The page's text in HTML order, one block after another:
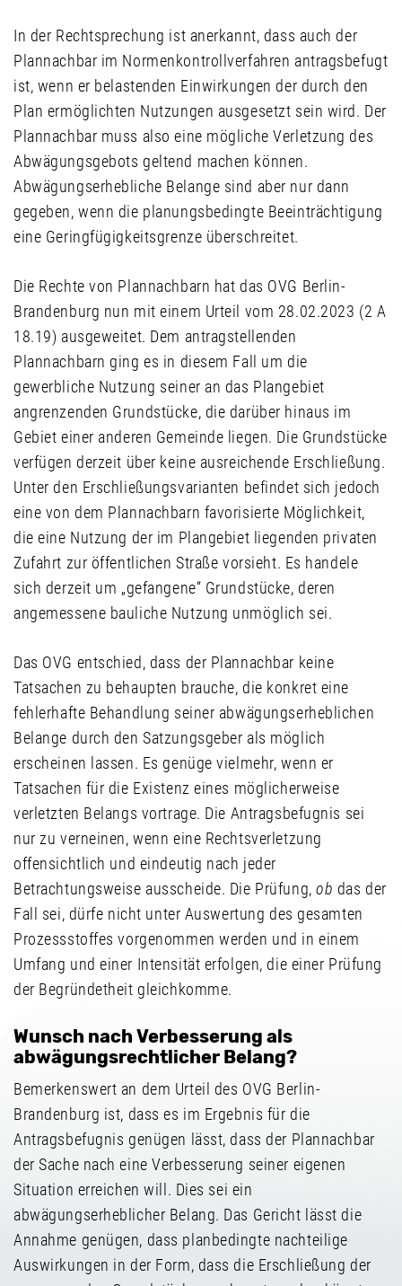
In der Rechtsprechung ist anerkannt, dass auch der
Plannachbar im Normenkontrollverfahren antragsbefugt
ist, wenn er belastenden Einwirkungen der durch den
Plan ermöglichten Nutzungen ausgesetzt sein wird. Der
Plannachbar muss also eine mögliche Verletzung des
Abwägungsgebots geltend machen können.
Abwägungserhebliche Belange sind aber nur dann
gegeben, wenn die planungsbedingte Beeinträchtigung
eine Geringfügigkeitsgrenze überschreitet.
Die Rechte von Plannachbarn hat das OVG Berlin-
Brandenburg nun mit einem Urteil vom 28.02.2023 (2 A
18.19) ausgeweitet. Dem antragstellenden
Plannachbarn ging es in diesem Fall um die
gewerbliche Nutzung seiner an das Plangebiet
angrenzenden Grundstücke, die darüber hinaus im
Gebiet einer anderen Gemeinde liegen. Die Grundstücke
verfügen derzeit über keine ausreichende Erschließung.
Unter den Erschließungsvarianten befindet sich jedoch
eine von dem Plannachbarn favorisierte Möglichkeit,
die eine Nutzung der im Plangebiet liegenden privaten
Zufahrt zur öffentlichen Straße vorsieht. Es handele
sich derzeit um „gefangene“ Grundstücke, deren
angemessene bauliche Nutzung unmöglich sei.
Das OVG entschied, dass der Plannachbar keine
Tatsachen zu behaupten brauche, die konkret eine
fehlerhafte Behandlung seiner abwägungserheblichen
Belange durch den Satzungsgeber als möglich
erscheinen lassen. Es genüge vielmehr, wenn er
Tatsachen für die Existenz eines möglicherweise
verletzten Belangs vortrage. Die Antragsbefugnis sei
nur zu verneinen, wenn eine Rechtsverletzung
offensichtlich und eindeutig nach jeder
Betrachtungsweise ausscheide. Die Prüfung,ob das der
Fall sei, dürfe nicht unter Auswertung des gesamten
Prozessstoffes vorgenommen werden und in einem
Umfang und einer Intensität erfolgen, die einer Prüfung
der Begründetheit gleichkomme.
Wunsch nach Verbesserung als
abwägungsrechtlicher Belang?
Bemerkenswert an dem Urteil des OVG Berlin-
Brandenburg ist, dass es im Ergebnis für die
Antragsbefugnis genügen lässt, dass der Plannachbar
der Sache nach eine Verbesserung seiner eigenen
Situation erreichen will. Dies sei ein
abwägungserheblicher Belang. Das Gericht lässt die
Annahme genügen, dass planbedingte nachteilige
Auswirkungen in der Form, dass die Erschließung der